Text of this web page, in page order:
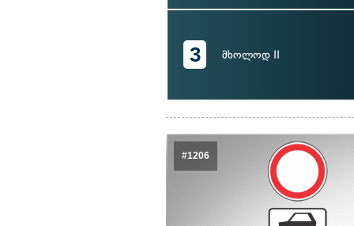
3 მხოლოდ II
#1206